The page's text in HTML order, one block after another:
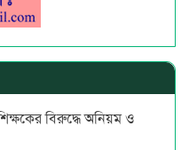
বিরুদ্ধে অনিয়ম ও